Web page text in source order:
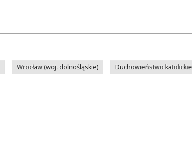
Wrocław (woj. dolnośląskie) Duchowieństwo katolickie